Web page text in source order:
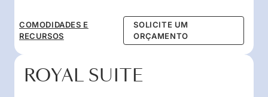
COMODIDADES E
RECURSOS
SOLICITE UM
ORÇAMENTO
ROYAL SUITE